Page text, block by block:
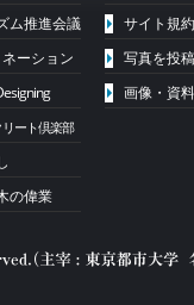
ム推進会議
ーション
ート倶楽部
の偉業
サイト規約
写真を投
画像・資